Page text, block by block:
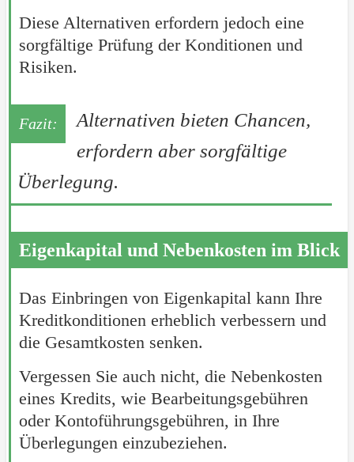
Diese Alternativen erfordern jedoch eine
sorgfältige Prüfung der Konditionen und
Risiken.
Alternativen bieten Chancen,
erfordern aber sorgfältige
Überlegung.
Eigenkapital und Nebenkosten im Blick
Das Einbringen von Eigenkapital kann Ihre
Kreditkonditionen erheblich verbessern und
die Gesamtkosten senken.
Vergessen Sie auch nicht, die Nebenkosten
eines Kredits, wie Bearbeitungsgebühren
oder Kontoführungsgebühren, in Ihre
Überlegungen einzubeziehen.